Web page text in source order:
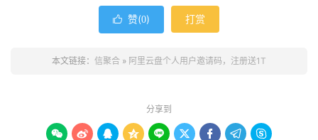
 赞(0) 打赏
本文链接： 信聚合 » 阿里云盘个人用户邀请码，注册送1T
分享到
        